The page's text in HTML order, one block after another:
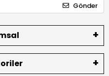
Gönder